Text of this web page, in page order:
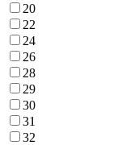
20
22
24
26
28
29
30
31
32